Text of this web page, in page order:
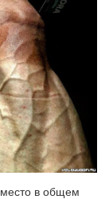
в общем